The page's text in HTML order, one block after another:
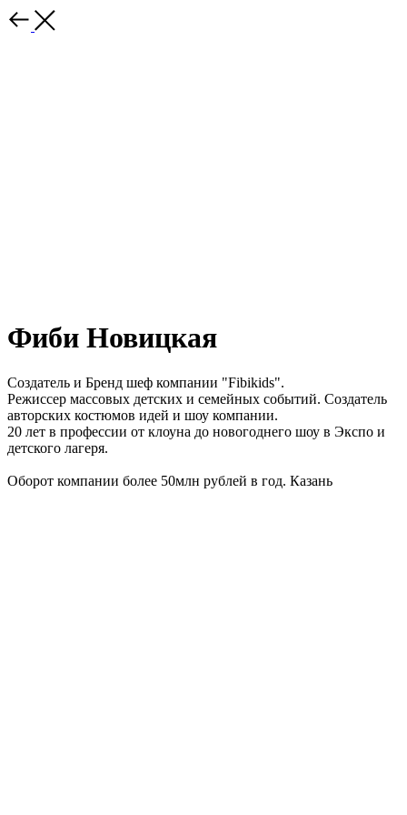
Фиби Новицкая
Создатель и Бренд шеф компании "Fibikids".
Режиссер массовых детских и семейных событий. Создатель
авторских костюмов идей и шоу компании.
20 лет в профессии от клоуна до новогоднего шоу в Экспо и
детского лагеря.
Оборот компании более 50млн рублей в год. Казань